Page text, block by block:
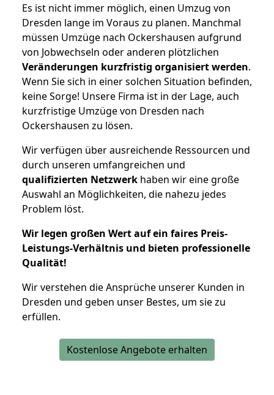
Es ist nicht immer möglich, einen Umzug von
Dresden lange im Voraus zu planen. Manchmal
müssen Umzüge nach Ockershausen aufgrund
von Jobwechseln oder anderen plötzlichen
Veränderungen kurzfristig organisiert werden.
Wenn Sie sich in einer solchen Situation befinden,
keine Sorge! Unsere Firma ist in der Lage, auch
kurzfristige Umzüge von Dresden nach
Ockershausen zu lösen.
Wir verfügen über ausreichende Ressourcen und
durch unseren umfangreichen und
qualifizierten Netzwerk haben wir eine große
Auswahl an Möglichkeiten, die nahezu jedes
Problem löst.
Wir legen großen Wert auf ein faires Preis-
Leistungs-Verhältnis und bieten professionelle
Qualität!
Wir verstehen die Ansprüche unserer Kunden in
Dresden und geben unser Bestes, um sie zu
erfüllen.
Kostenlose Angebote erhalten